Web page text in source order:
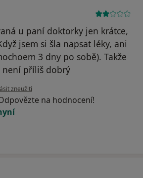
u paní doktorky jen krátce,
jsem si šla napsat léky, ani
3 dny po sobě). Takže
není příliš dobrý
názoru uživatele b.p.
zneužití
na hodnocení!